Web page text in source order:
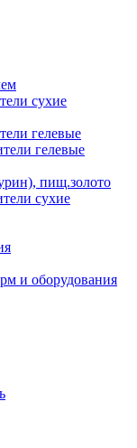
сухие
гелевые
гелевые
пищ.золото
сухие
и оборудования